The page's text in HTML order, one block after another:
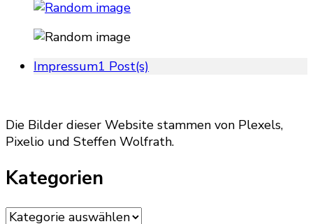
Impressum1 Post(s)
Die Bilder dieser Website stammen von Plexels,
Pixelio und Steffen Wolfrath.
Kategorien
Kategorien